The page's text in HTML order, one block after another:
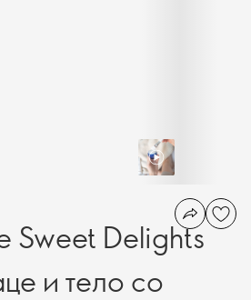
Sweet Delights
и тело со